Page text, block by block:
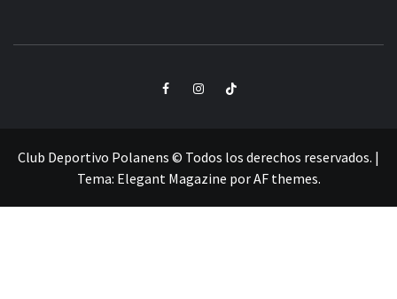
CLUB
DEPORTIVO
ElementoElementoElemento
Club Deportivo Polanens © Todos los derechos reservados. |
Tema: Elegant Magazine porAF themes.